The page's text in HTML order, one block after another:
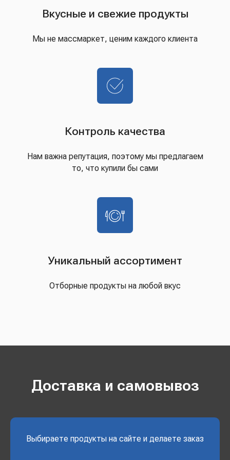
Вкусные и свежие продукты
Мы не массмаркет, ценим каждого клиента
Контроль качества
Нам важна репутация, поэтому мы предлагаем
то, что купили бы сами
Уникальный ассортимент
Отборные продукты на любой вкус
Доставка и самовывоз
Выбираете продукты на сайте и делаете заказ